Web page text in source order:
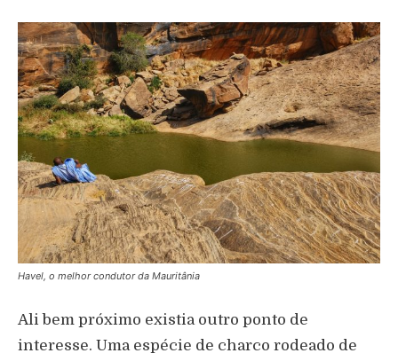
Havel, o melhor condutor da Mauritânia
Ali bem próximo existia outro ponto de
interesse. Uma espécie de charco rodeado de